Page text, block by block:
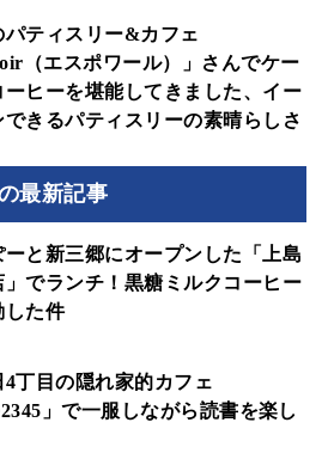
パティスリー&カフェ
（エスポワール）」さんでケー
ーヒーを堪能してきました、イー
できるパティスリーの素晴らしさ
最新記事
ーと新三郷にオープンした「上島
」でランチ！黒糖ミルクコーヒー
した件
4丁目の隠れ家的カフェ
」で一服しながら読書を楽し